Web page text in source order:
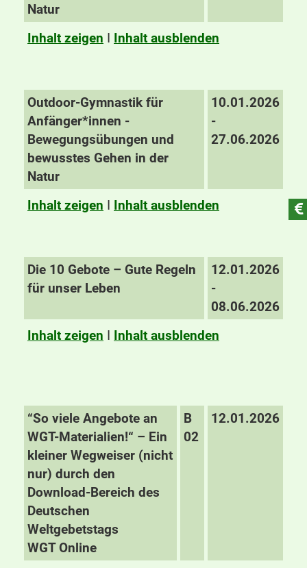
Natur
Inhalt zeigen I Inhalt ausblenden
Outdoor-Gymnastik für
Anfänger*innen -
Bewegungsübungen und
bewusstes Gehen in der
Natur
10.01.2026
-
27.06.2026
Inhalt zeigen I Inhalt ausblenden
Die 10 Gebote – Gute Regeln
für unser Leben
12.01.2026
-
08.06.2026
Inhalt zeigen I Inhalt ausblenden
“So viele Angebote an
WGT-Materialien!“ – Ein
kleiner Wegweiser (nicht
nur) durch den
Download-Bereich des
Deutschen
Weltgebetstags
WGT Online
B
02
12.01.2026